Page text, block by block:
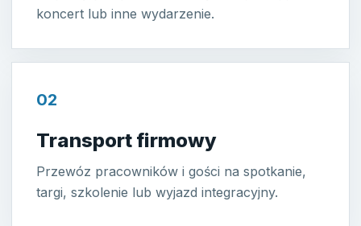
koncert lub inne wydarzenie.
02
Transport firmowy
Przewóz pracowników i gości na spotkanie,
targi, szkolenie lub wyjazd integracyjny.